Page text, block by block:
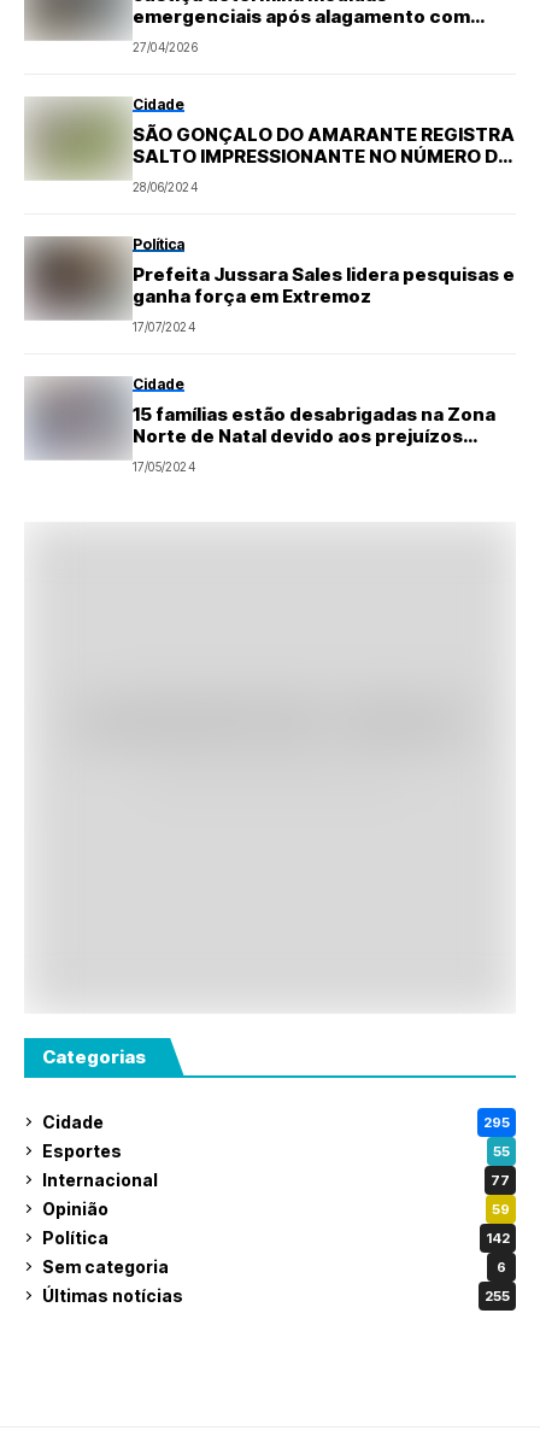
emergenciais após alagamento com
esgoto e agentes contaminantes em
residência de idoso de 83 anos portador
27/04/2026
Cidade
SÃO GONÇALO DO AMARANTE REGISTRA
SALTO IMPRESSIONANTE NO NÚMERO DE
EMPREENDIMENTOS IMOBILIÁRIOS EM
2024
28/06/2024
Política
Prefeita Jussara Sales lidera pesquisas e
ganha força em Extremoz
17/07/2024
Cidade
15 famílias estão desabrigadas na Zona
Norte de Natal devido aos prejuízos
causados pelas chuvas desta sexta 17
17/05/2024
Categorias
Cidade 295
Esportes 55
Internacional 77
Opinião 59
Política 142
Sem categoria 6
Últimas notícias 255